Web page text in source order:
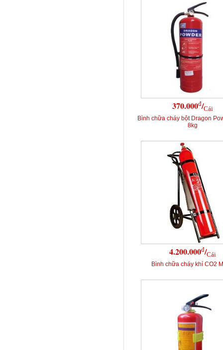
370.000đ/Cái
Bình chữa cháy bột Dragon
8kg
4.200.000đ/Cái
Bình chữa cháy khí CO2